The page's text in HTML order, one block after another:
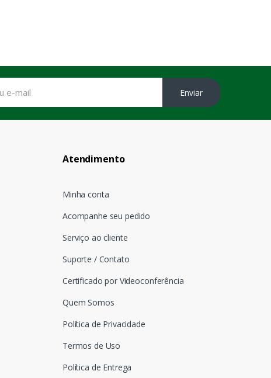
Enviar
Atendimento
Minha conta
Acompanhe seu pedido
Serviço ao cliente
Suporte / Contato
Certificado por Videoconferência
Quem Somos
Política de Privacidade
Termos de Uso
Política de Entrega